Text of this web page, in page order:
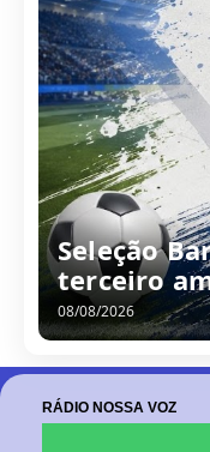
Seleção
terceiro
08/08/2026
RÁDIO NOSSA VOZ